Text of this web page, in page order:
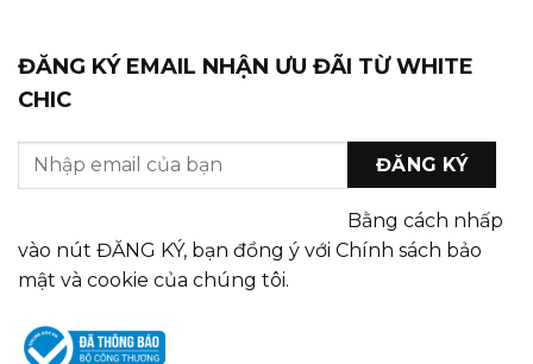
ĐĂNG KÝ EMAIL NHẬN ƯU ĐÃI TỪ WHITE
CHIC
Bằng cách nhấp
vào nút ĐĂNG KÝ, bạn đồng ý với Chính sách bảo
mật và cookie của chúng tôi.